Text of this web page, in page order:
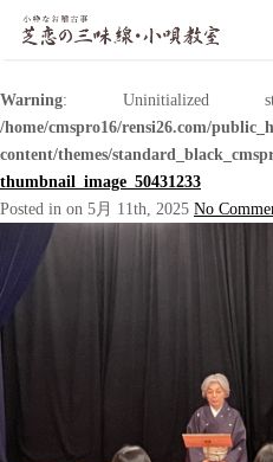
Warning:
/home/cmspro16/rensi26.com/
content/themes/
thumbnail_image_50431233
Posted in on 5月 11th, 2025 No